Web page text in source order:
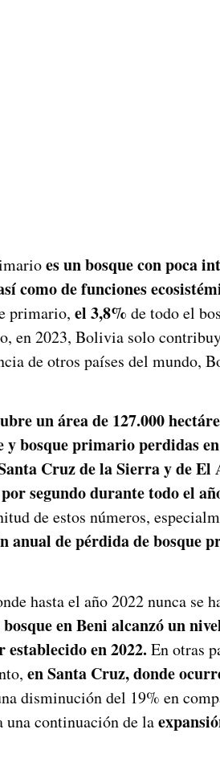
es un bosque con poca
como de funciones
primario, el 3,8% de todo el
en 2023, Bolivia solo
de otros países del mundo,
un área de 127.000
y bosque primario perdidas
Cruz de la Sierra y de El
segundo durante todo el
de estos números,
anual de pérdida de bosque
hasta el año 2022 nunca se
en Beni alcanzó un
en 2022. En otras
en Santa Cruz, donde
disminución del 19% en
una continuación de la